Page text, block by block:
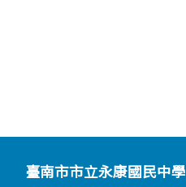
臺南市市立永康國民中學